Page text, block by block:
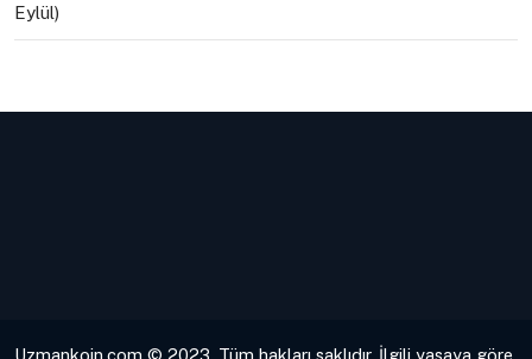
Eylül)
Uzmankoin.com © 2023. Tüm hakları saklıdır. İlgili yasaya göre,